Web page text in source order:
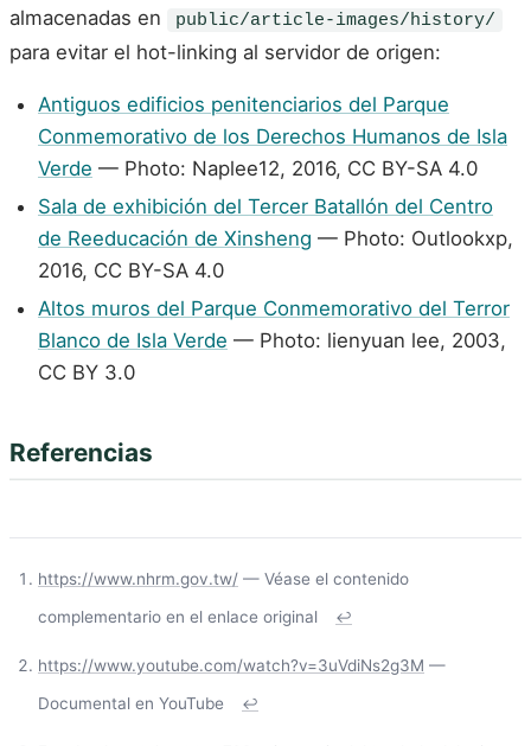
almacenadas en
public/article-images/history/
para evitar el hot-linking al servidor de origen:
Antiguos edificios penitenciarios del Parque
Conmemorativo de los Derechos Humanos de Isla
Verde — Photo: Naplee12, 2016, CC BY-SA 4.0
Sala de exhibición del Tercer Batallón del Centro
de Reeducación de Xinsheng — Photo: Outlookxp,
2016, CC BY-SA 4.0
Altos muros del Parque Conmemorativo del Terror
Blanco de Isla Verde — Photo: lienyuan lee, 2003,
CC BY 3.0
Referencias
https://www.nhrm.gov.tw/ — Véase el contenido
complementario en el enlace original
↩
https://www.youtube.com/watch?v=3uVdiNs2g3M —
Documental en YouTube
↩